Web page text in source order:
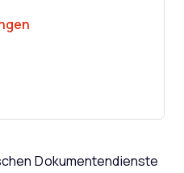
Dokumentendienste